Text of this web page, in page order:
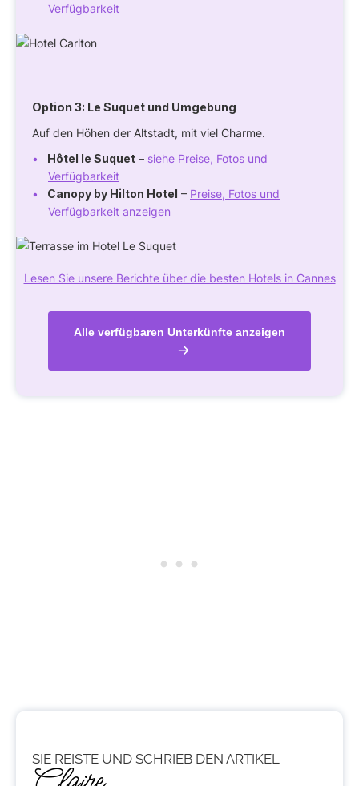
Verfügbarkeit
Option 3: Le Suquet und Umgebung
Auf den Höhen der Altstadt, mit viel Charme.
Hôtel le Suquet – siehe Preise, Fotos und
Verfügbarkeit
Canopy by Hilton Hotel – Preise, Fotos und
Verfügbarkeit anzeigen
Lesen Sie unsere Berichte über die besten Hotels in Cannes
Alle verfügbaren Unterkünfte anzeigen
SIE REISTE UND SCHRIEB DEN ARTIKEL